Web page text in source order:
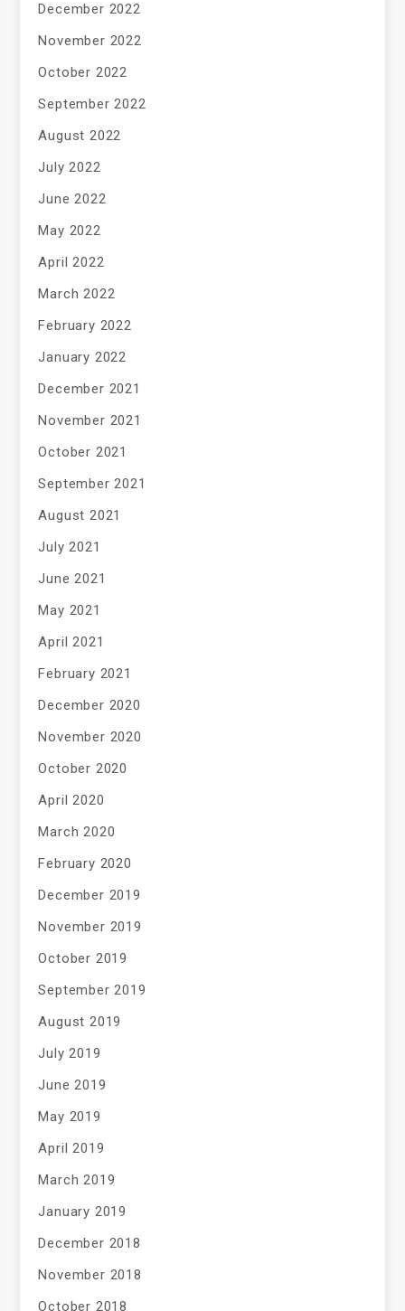
December 2022
November 2022
October 2022
September 2022
August 2022
July 2022
June 2022
May 2022
April 2022
March 2022
February 2022
January 2022
December 2021
November 2021
October 2021
September 2021
August 2021
July 2021
June 2021
May 2021
April 2021
February 2021
December 2020
November 2020
October 2020
April 2020
March 2020
February 2020
December 2019
November 2019
October 2019
September 2019
August 2019
July 2019
June 2019
May 2019
April 2019
March 2019
January 2019
December 2018
November 2018
October 2018